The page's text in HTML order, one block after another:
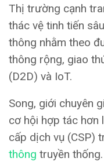
Thị trường cạnh
thác vệ tinh tiến
thông nhằm theo
thông rộng, giao
(D2D) và IoT.
Song, giới chuyên
cơ hội hợp tác hơn
cấp dịch vụ (CSP)
thông truyền thống.